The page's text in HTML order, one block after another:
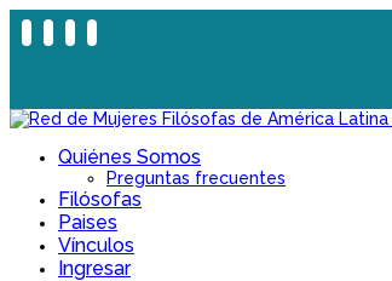
Quiénes Somos
Preguntas frecuentes
Filósofas
Paises
Vínculos
Ingresar